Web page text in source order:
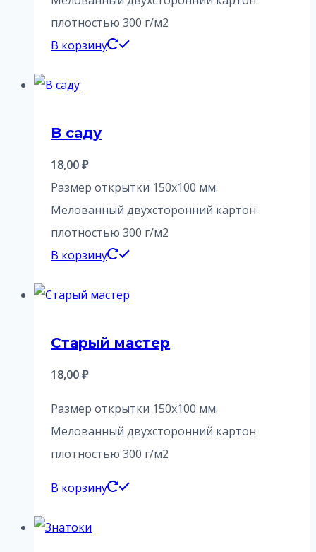
плотностью 300 г/м2
В корзину
В саду
18,00₽
Размер открытки 150х100 мм.
Мелованный двухсторонний картон
плотностью 300 г/м2
В корзину
Старый мастер
18,00₽
Размер открытки 150х100 мм.
Мелованный двухсторонний картон
плотностью 300 г/м2
В корзину